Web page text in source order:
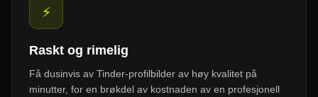
⚡
Raskt og rimelig
Få dusinvis av Tinder-profilbilder av høy kvalitet på
minutter, for en brøkdel av kostnaden av en profesjonell